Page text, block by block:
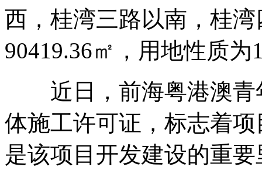
西，桂湾三路以南，桂
90419.36㎡，用地性质
近日，前海粤港澳青
体施工许可证，标志着
是该项目开发建设的重